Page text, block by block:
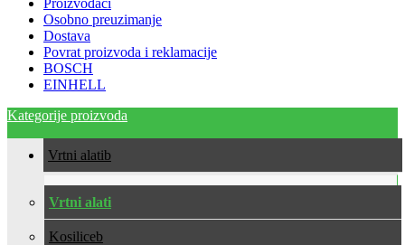
Proizvođači
Osobno preuzimanje
Dostava
Povrat proizvoda i reklamacije
BOSCH
EINHELL
Kategorije proizvoda
Vrtni alati
Vrtni alati
Kosilice